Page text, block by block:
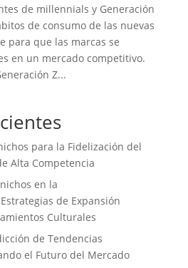
de millennials y Generación
de consumo de las nuevas
para que las marcas se
en un mercado competitivo.
Z...
para la Fidelización del
Alta Competencia
en la
de Expansión
Culturales
de Tendencias
el Futuro del Mercado